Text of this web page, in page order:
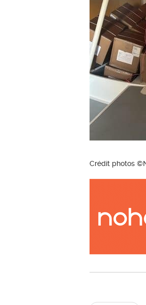
Crédit photos